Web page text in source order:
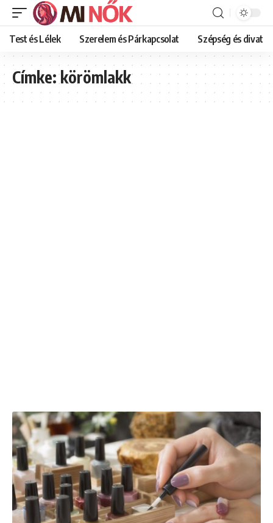
Test és Lélek Szerelem és Párkapcsolat Szépség és divat
Címke:körömlakk